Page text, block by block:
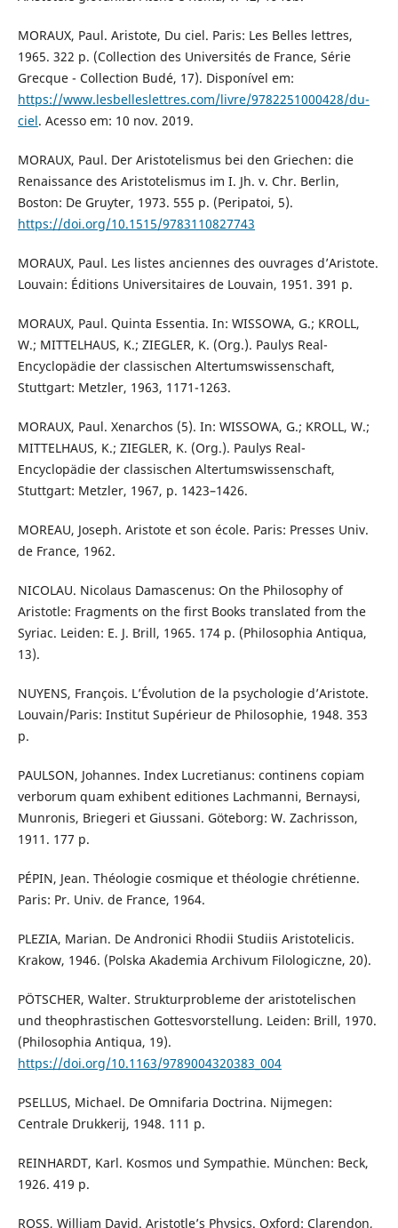
MORAUX, Paul. Aristote, Du ciel. Paris: Les Belles lettres,
1965. 322 p. (Collection des Universités de France, Série
Grecque - Collection Budé, 17). Disponível em:
https://www.lesbelleslettres.com/livre/9782251000428/du-
ciel. Acesso em: 10 nov. 2019.
MORAUX, Paul. Der Aristotelismus bei den Griechen: die
Renaissance des Aristotelismus im I. Jh. v. Chr. Berlin,
Boston: De Gruyter, 1973. 555 p. (Peripatoi, 5).
https://doi.org/10.1515/9783110827743
MORAUX, Paul. Les listes anciennes des ouvrages d’Aristote.
Louvain: Éditions Universitaires de Louvain, 1951. 391 p.
MORAUX, Paul. Quinta Essentia. In: WISSOWA, G.; KROLL,
W.; MITTELHAUS, K.; ZIEGLER, K. (Org.). Paulys Real-
Encyclopädie der classischen Altertumswissenschaft,
Stuttgart: Metzler, 1963, 1171-1263.
MORAUX, Paul. Xenarchos (5). In: WISSOWA, G.; KROLL, W.;
MITTELHAUS, K.; ZIEGLER, K. (Org.). Paulys Real-
Encyclopädie der classischen Altertumswissenschaft,
Stuttgart: Metzler, 1967, p. 1423–1426.
MOREAU, Joseph. Aristote et son école. Paris: Presses Univ.
de France, 1962.
NICOLAU. Nicolaus Damascenus: On the Philosophy of
Aristotle: Fragments on the first Books translated from the
Syriac. Leiden: E. J. Brill, 1965. 174 p. (Philosophia Antiqua,
13).
NUYENS, François. L’Évolution de la psychologie d’Aristote.
Louvain/Paris: Institut Supérieur de Philosophie, 1948. 353
p.
PAULSON, Johannes. Index Lucretianus: continens copiam
verborum quam exhibent editiones Lachmanni, Bernaysi,
Munronis, Briegeri et Giussani. Göteborg: W. Zachrisson,
1911. 177 p.
PÉPIN, Jean. Théologie cosmique et théologie chrétienne.
Paris: Pr. Univ. de France, 1964.
PLEZIA, Marian. De Andronici Rhodii Studiis Aristotelicis.
Krakow, 1946. (Polska Akademia Archivum Filologiczne, 20).
PÖTSCHER, Walter. Strukturprobleme der aristotelischen
und theophrastischen Gottesvorstellung. Leiden: Brill, 1970.
(Philosophia Antiqua, 19).
https://doi.org/10.1163/9789004320383_004
PSELLUS, Michael. De Omnifaria Doctrina. Nijmegen:
Centrale Drukkerij, 1948. 111 p.
REINHARDT, Karl. Kosmos und Sympathie. München: Beck,
1926. 419 p.
ROSS, William David. Aristotle’s Physics. Oxford: Clarendon,